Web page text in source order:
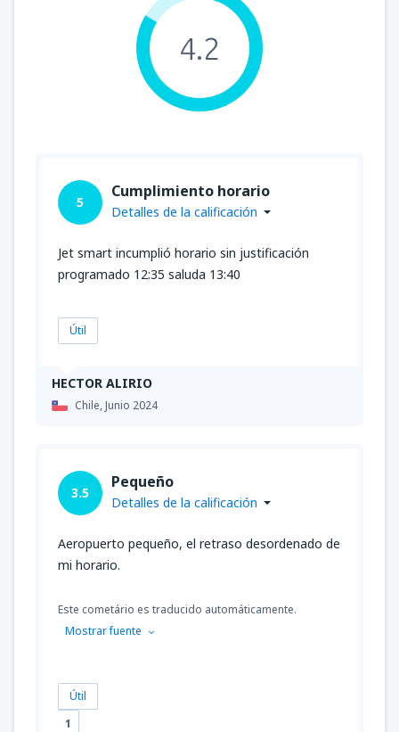
4.2
HECTOR ALIRIO
Chile,Junio 2024
5
Cumplimiento horario
Detalles de la calificación
Jet smart incumplió horario sin justificación
programado 12:35 saluda 13:40
Útil
3.5
Pequeño
Detalles de la calificación
Aeropuerto pequeño, el retraso desordenado de
mi horario.
Este cometário es traducido automáticamente.
Mostrar fuente
Útil
1